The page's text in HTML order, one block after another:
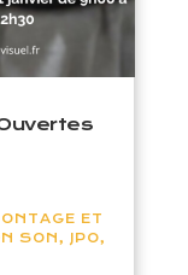
ET
SON, JPO,